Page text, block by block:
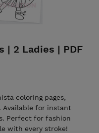
| 2 Ladies | PDF
coloring pages,
Available for instant
Perfect for fashion
with every stroke!